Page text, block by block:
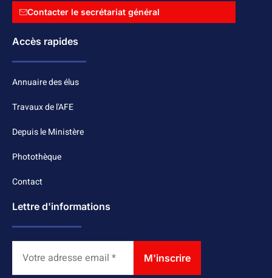
Contacter le secrétariat général
Accès rapides
Annuaire des élus
Travaux de l'AFE
Depuis le Ministère
Photothèque
Contact
Lettre d'informations